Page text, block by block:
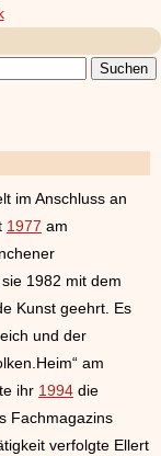
im Anschluss an
1977 am
1982 mit dem
Kunst geehrt. Es
und der
am
ihr 1994 die
Fachmagazins
verfolgte Ellert